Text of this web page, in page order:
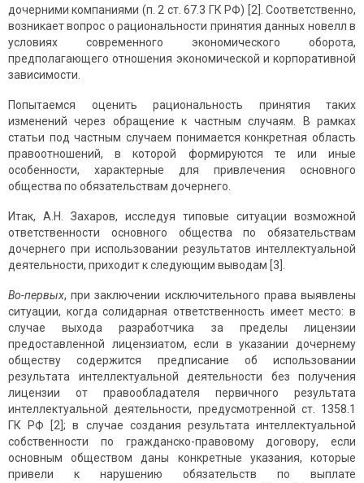
дочерними компаниями (п. 2 ст. 67.3 ГК РФ) [2]. Соответственно,
возникает вопрос о рациональности принятия данных новелл в
условиях современного экономического оборота,
предполагающего отношения экономической и корпоративной
зависимости.
Попытаемся оценить рациональность принятия таких
изменений через обращение к частным случаям. В рамках
статьи под частным случаем понимается конкретная область
правоотношений, в которой формируются те или иные
особенности, характерные для привлечения основного
общества по обязательствам дочернего.
Итак, А.Н. Захаров, исследуя типовые ситуации возможной
ответственности основного общества по обязательствам
дочернего при использовании результатов интеллектуальной
деятельности, приходит к следующим выводам [3].
Во-первых, при заключении исключительного права выявлены
ситуации, когда солидарная ответственность имеет место: в
случае выхода разработчика за пределы лицензии
предоставленной лицензиатом, если в указании дочернему
обществу содержится предписание об использовании
результата интеллектуальной деятельности без получения
лицензии от правообладателя первичного результата
интеллектуальной деятельности, предусмотренной ст. 1358.1
ГК РФ [2]; в случае создания результата интеллектуальной
собственности по гражданско-правовому договору, если
основным обществом даны конкретные указания, которые
привели к нарушению обязательств по выплате